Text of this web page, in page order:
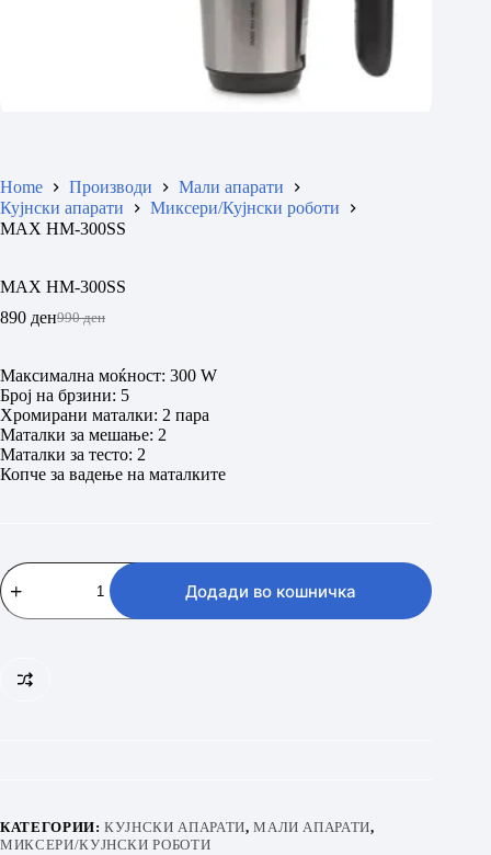
Home Производи
Мали апарати
Кујнски апарати
Миксери/Кујнски роботи
MAX HM-300SS
MAX HM-300SS
990ден
Original
990 ден.
890 денCurrent
890 ден.
Максимална моќност: 300 W
Број на брзини: 5
Хромирани маталки: 2 пара
Mаталки за мешање: 2
Маталки за тесто: 2
Копче за вадење на маталките
MAX
HM-
300SS
Додади во кошничка
КАТЕГОРИИ:КУЈНСКИ АПАРАТИ,МАЛИ АПАРАТИ,
МИКСЕРИ/КУЈНСКИ РОБОТИ